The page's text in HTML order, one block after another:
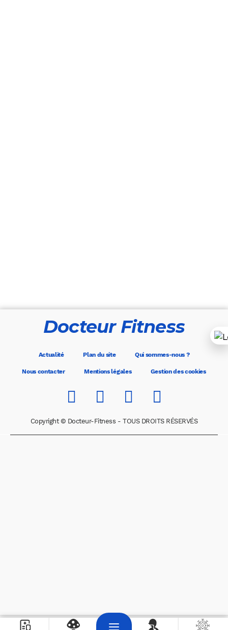
Docteur Fitness
Actualité Plan du site Qui sommes-nous ?
Nous contacter Mentions légales Gestion des cookies
Copyright © Docteur-Fitness - TOUS DROITS RÉSERVÉS